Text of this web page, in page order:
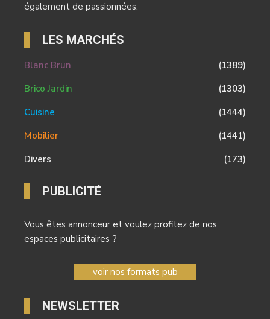
également de passionnées.
LES MARCHÉS
Blanc Brun
(1389)
Brico Jardin
(1303)
Cuisine
(1444)
Mobilier
(1441)
Divers
(173)
PUBLICITÉ
Vous êtes annonceur et voulez profitez de nos
espaces publicitaires ?
voir nos formats pub
NEWSLETTER